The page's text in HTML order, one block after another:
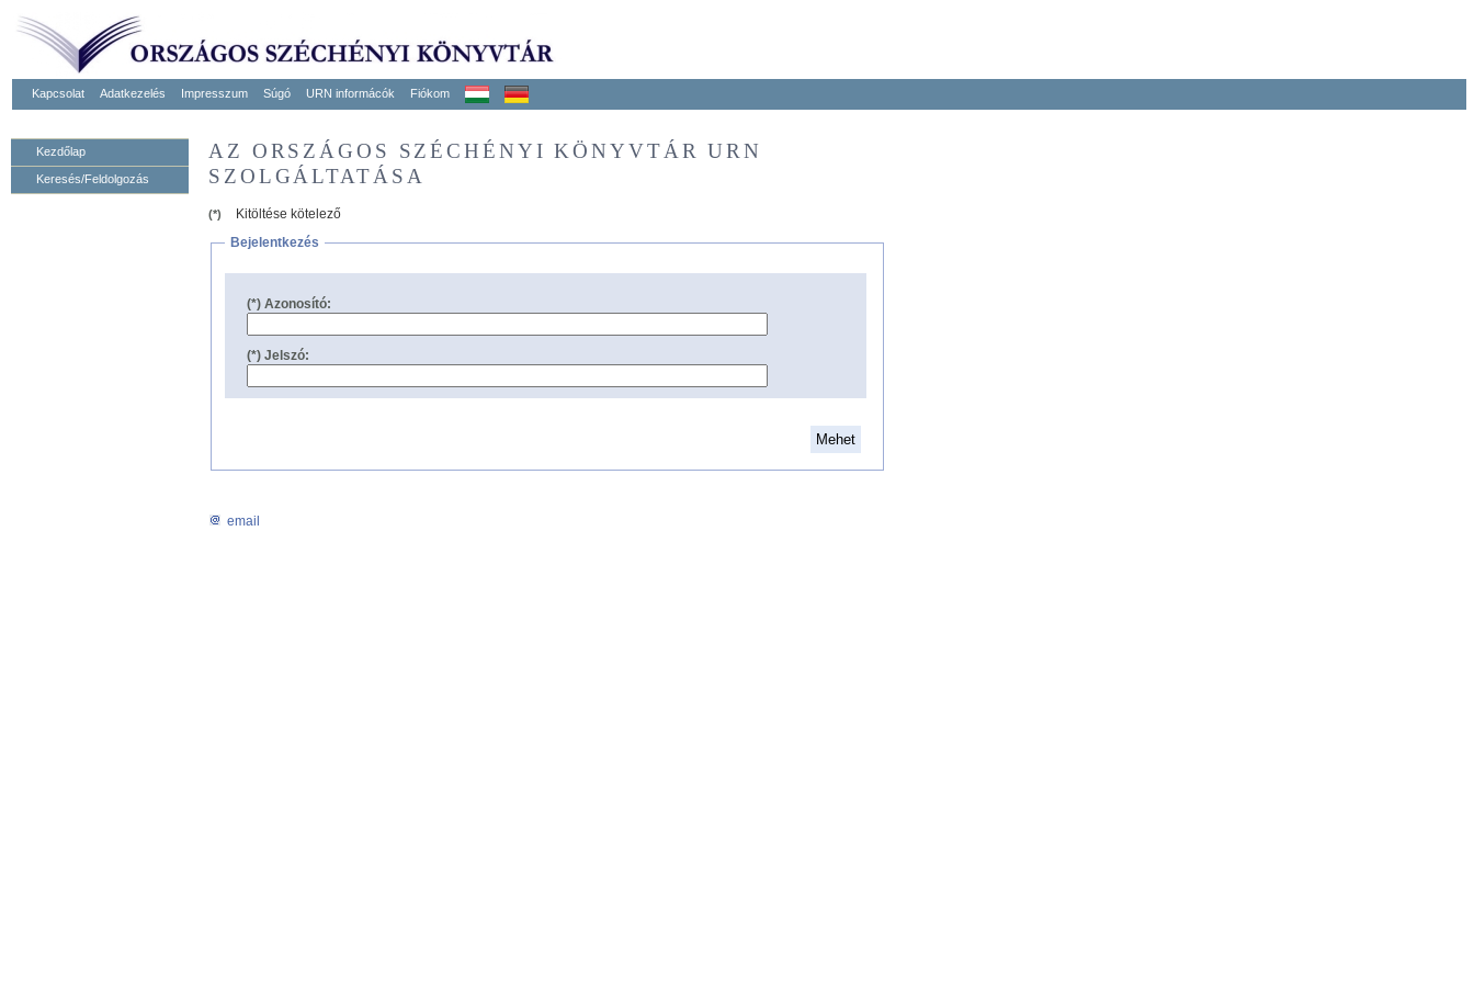
Kapcsolat Adatkezelés Impresszum Súgó URN informácók Fiókom
Kezdőlap
Keresés/Feldolgozás
AZ ORSZÁGOS SZÉCHÉNYI KÖNYVTÁR URN
SZOLGÁLTATÁSA
(*)
Kitöltése kötelező
Bejelentkezés
(*) Azonosító:
(*) Jelszó:
email